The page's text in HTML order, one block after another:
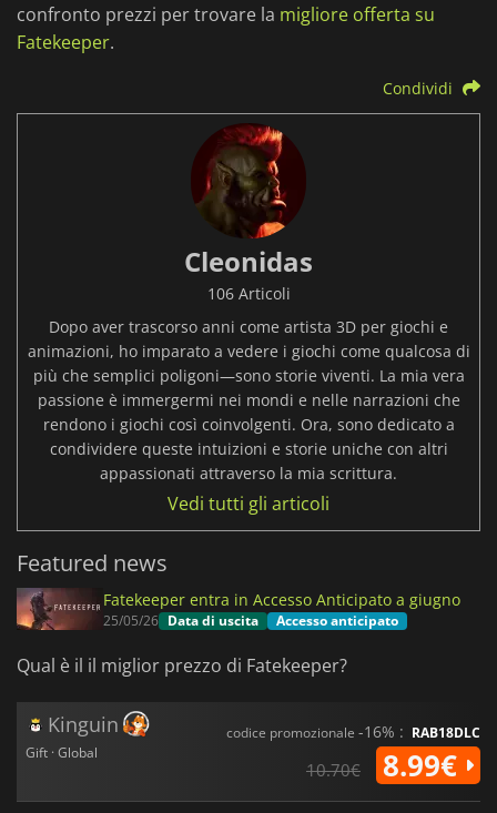
confronto prezzi per trovare la migliore offerta su
Fatekeeper.
Condividi
Cleonidas
106 Articoli
Dopo aver trascorso anni come artista 3D per giochi e
animazioni, ho imparato a vedere i giochi come qualcosa di
più che semplici poligoni—sono storie viventi. La mia vera
passione è immergermi nei mondi e nelle narrazioni che
rendono i giochi così coinvolgenti. Ora, sono dedicato a
condividere queste intuizioni e storie uniche con altri
appassionati attraverso la mia scrittura.
Vedi tutti gli articoli
Featured news
Fatekeeper entra in Accesso Anticipato a giugno
25/05/26 Data di uscita Accesso anticipato
Qual è il il miglior prezzo di Fatekeeper?
Kinguin
Gift · Global
codice promozionale -16% : RAB18DLC
10.70€ 8.99€